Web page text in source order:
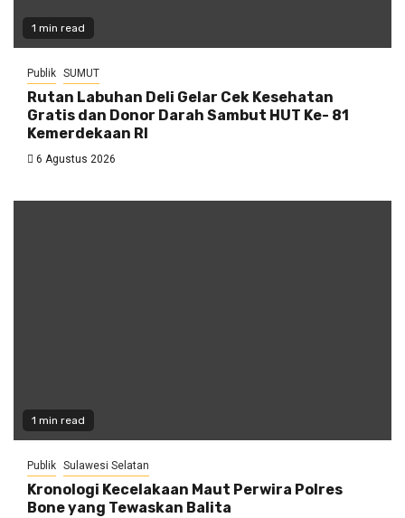
1 min read
Publik SUMUT
Rutan Labuhan Deli Gelar Cek Kesehatan
Gratis dan Donor Darah Sambut HUT Ke- 81
Kemerdekaan RI
6 Agustus 2026
1 min read
Publik Sulawesi Selatan
Kronologi Kecelakaan Maut Perwira Polres
Bone yang Tewaskan Balita